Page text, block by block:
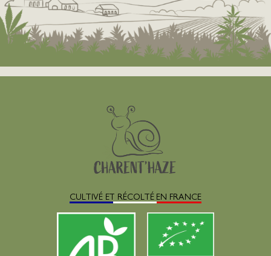
CULTIVÉ ET RÉCOLTÉ EN FRANCE